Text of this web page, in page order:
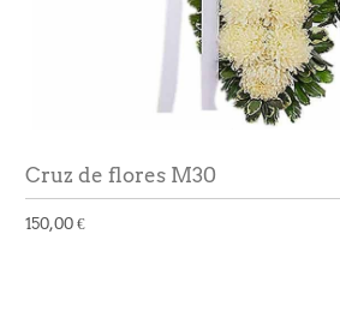
Cruz de flores M30
150,00 €